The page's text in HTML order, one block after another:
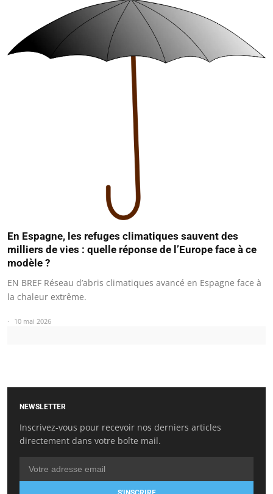
En Espagne, les refuges climatiques sauvent des
milliers de vies : quelle réponse de l’Europe face à ce
modèle ?
EN BREF Réseau d’abris climatiques avancé en Espagne face à
la chaleur extrême.
10 mai 2026
NEWSLETTER
Inscrivez-vous pour recevoir nos derniers articles
directement dans votre boîte mail.